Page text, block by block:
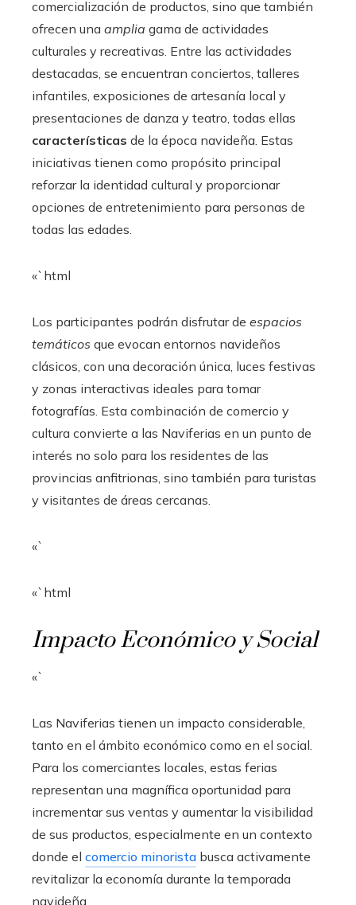
comercialización de productos, sino que también
ofrecen una amplia gama de actividades
culturales y recreativas. Entre las actividades
destacadas, se encuentran conciertos, talleres
infantiles, exposiciones de artesanía local y
presentaciones de danza y teatro, todas ellas
características de la época navideña. Estas
iniciativas tienen como propósito principal
reforzar la identidad cultural y proporcionar
opciones de entretenimiento para personas de
todas las edades.
«`html
Los participantes podrán disfrutar de espacios
temáticos que evocan entornos navideños
clásicos, con una decoración única, luces festivas
y zonas interactivas ideales para tomar
fotografías. Esta combinación de comercio y
cultura convierte a las Naviferias en un punto de
interés no solo para los residentes de las
provincias anfitrionas, sino también para turistas
y visitantes de áreas cercanas.
«`
«`html
Impacto Económico y Social
«`
Las Naviferias tienen un impacto considerable,
tanto en el ámbito económico como en el social.
Para los comerciantes locales, estas ferias
representan una magnífica oportunidad para
incrementar sus ventas y aumentar la visibilidad
de sus productos, especialmente en un contexto
donde el comercio minorista busca activamente
revitalizar la economía durante la temporada
navideña.